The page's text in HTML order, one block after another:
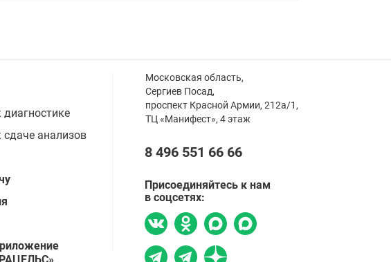
диагностике
сдаче анализов
Московская область,
Сергиев Посад,
проспект Красной Армии, 212а/1,
ТЦ «Манифест», 4 этаж
8 496 551 66 66
Присоединяйтесь к нам
в соцсетях: